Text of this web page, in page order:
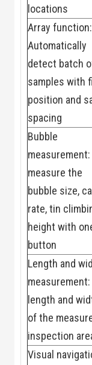
locations
Array function:
Automatically
detect batch
samples with
position and
spacing
Bubble
measurement:
measure the
bubble size,
rate, tin
height with
button
Length and
length and
of the
inspection
Visual